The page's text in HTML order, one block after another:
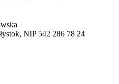
NIP 542 286 78 24